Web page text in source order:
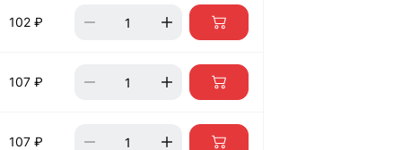
102 ₽
107 ₽
107 ₽